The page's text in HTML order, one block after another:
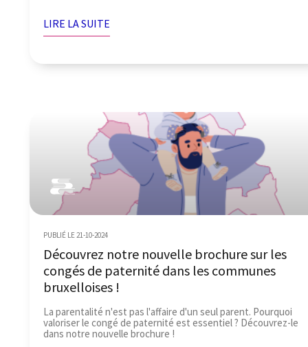
LIRE LA SUITE
Découvrez notre nouvelle brochure sur les
congés de paternité dans les communes
bruxelloises !
PUBLIÉ LE 21-10-2024
La parentalité n'est pas l'affaire d'un seul parent. Pourquoi
valoriser le congé de paternité est essentiel ? Découvrez-le
dans notre nouvelle brochure !